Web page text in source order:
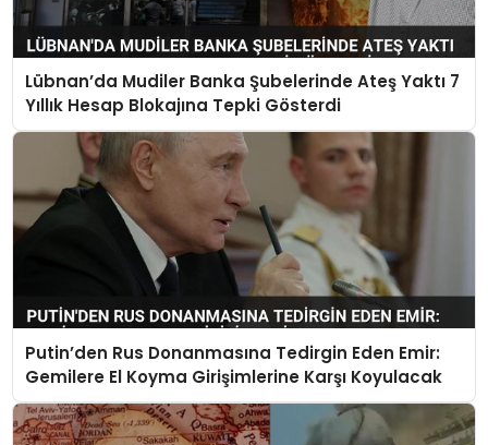
Lübnan’da Mudiler Banka Şubelerinde Ateş Yaktı 7
Yıllık Hesap Blokajına Tepki Gösterdi
Putin’den Rus Donanmasına Tedirgin Eden Emir:
Gemilere El Koyma Girişimlerine Karşı Koyulacak